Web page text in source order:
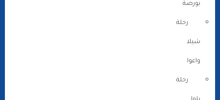
بورصة
رحلة
شيلا
واغوا
رحلة